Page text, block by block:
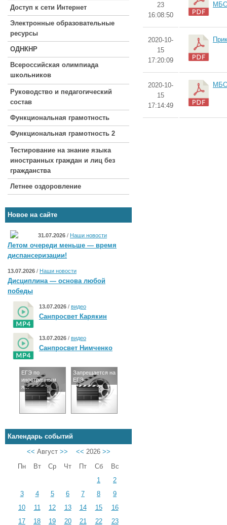
Доступ к сети Интернет
Электронные образовательные
ресурсы
ОДНКНР
Всероссийская олимпиада
школьников
Руководство и педагогический
состав
Функциональная грамотность
Функциональная грамотность 2
Тестирование на знание языка
иностранных граждан и лиц без
гражданства
Летнее оздоровление
Новое на сайте
31.07.2026 / Наши новости
Летом очереди меньше — время
диспансеризации!
13.07.2026 / Наши новости
Дисциплина — основа любой
победы
13.07.2026 / видео
Санпросвет Карякин
13.07.2026 / видео
Санпросвет Нимченко
ЕГЭ по
иностранным
я...
Запрещается на
ЕГЭ
Календарь событий
<< Август >> << 2026 >>
Пн
Вт Ср Чт Пт Сб
Вс
1
2
3
4 5 6 7 8
9
10
11 12 13 14 15
16
17
18 19 20 21 22 23
23
16:08:50
2020-10-
15
17:20:09
2020-10-
15
17:14:49